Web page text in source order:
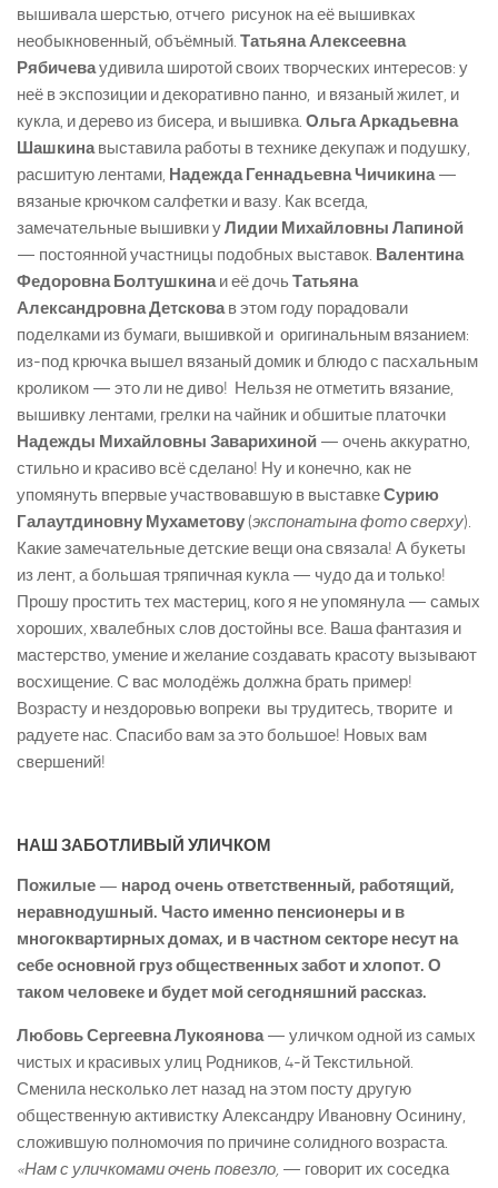
вышивала шерстью, отчего рисунок на её вышивках
необыкновенный, объёмный. Татьяна Алексеевна
Рябичеваудивила широтой своих творческих интересов: у
неё в экспозиции и декоративно панно, и вязаный жилет, и
кукла, и дерево из бисера, и вышивка. Ольга Аркадьевна
Шашкинавыставила работы в технике декупаж и подушку,
расшитую лентами, Надежда Геннадьевна Чичикина—
вязаные крючком салфетки и вазу. Как всегда,
замечательные вышивки уЛидии Михайловны Лапиной
— постоянной участницы подобных выставок. Валентина
Федоровна Болтушкинаи её дочьТатьяна
Александровна Детсковав этом году порадовали
поделками из бумаги, вышивкой и оригинальным вязанием:
из-под крючка вышел вязаный домик и блюдо с пасхальным
кроликом — это ли не диво! Нельзя не отметить вязание,
вышивку лентами, грелки на чайник и обшитые платочки
Надежды Михайловны Заварихиной — очень аккуратно,
стильно и красиво всё сделано! Ну и конечно, как не
упомянуть впервые участвовавшую в выставкеСурию
Галаутдиновну Мухаметову(экспонатына фото сверху).
Какие замечательные детские вещи она связала! А букеты
из лент, а большая тряпичная кукла — чудо да и только!
Прошу простить тех мастериц, кого я не упомянула — самых
хороших, хвалебных слов достойны все. Ваша фантазия и
мастерство, умение и желание создавать красоту вызывают
восхищение. С вас молодёжь должна брать пример!
Возрасту и нездоровью вопреки вы трудитесь, творите и
радуете нас. Спасибо вам за это большое! Новых вам
свершений!
НАШ ЗАБОТЛИВЫЙ УЛИЧКОМ
Пожилые — народ очень ответственный, работящий,
неравнодушный. Часто именно пенсионеры и в
многоквартирных домах, и в частном секторе несут на
себе основной груз общественных забот и хлопот. О
таком человеке и будет мой сегодняшний рассказ.
Любовь Сергеевна Лукоянова— уличком одной из самых
чистых и красивых улиц Родников, 4-й Текстильной.
Сменила несколько лет назад на этом посту другую
общественную активистку Александру Ивановну Осинину,
сложившую полномочия по причине солидного возраста.
«Нам с уличкомами очень повезло, — говорит их соседка